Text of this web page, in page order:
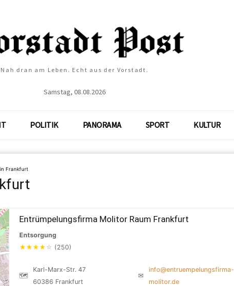
Nah dran am Leben. Echt aus der Vorstadt.
Samstag, 08.08.2026
POLITIK PANORAMA SPORT KULTUR
Frankfurt
Entrümpelungsfirma Molitor Raum Frankfurt
Entsorgung
★★★★ ☆ (250)
🗺
Karl-Marx-Str. 47
60386 Frankfurt
✉
info@entruempelungsfirma-
molitor.de